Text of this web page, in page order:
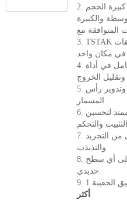
2. خيارات تخزين مرنة - حقيبة تخزين كبيرة الحجم
والكبيرة
3. TSTAK متوافق مع جميع مجموعات الملحقات
4. هندسة طرفية مُحسّنة للتركيب الكامل في أداة
5. رأس كامل التركيب يزيل التذبذب وتدوير رأس
المسمار.
6. يشتمل على دليل قيادة مع غلاف ممتد لتحسين
7. دليل المحرك المغناطيسي يقلل من التجريد
والتذبذب
8. يسمح المغناطيس بتثبيت الحالة على أي سطح
حديدي.
الحقيبة
أكثر